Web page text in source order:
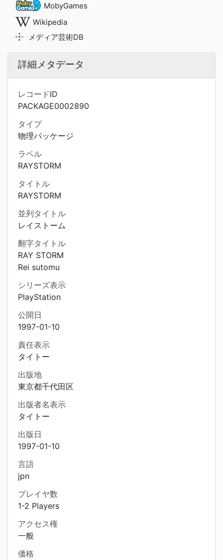
MobyGames
Wikipedia
メディア芸術DB
詳細メタデータ
レコードID
PACKAGE0002890
タイプ
物理パッケージ
ラベル
RAYSTORM
タイトル
RAYSTORM
並列タイトル
レイストーム
翻字タイトル
RAY STORM
Rei sutomu
シリーズ表示
PlayStation
公開日
1997-01-10
責任表示
タイトー
出版地
東京都千代田区
出版者名表示
タイトー
出版日
1997-01-10
言語
jpn
プレイヤ数
1-2 Players
アクセス権
一般
価格